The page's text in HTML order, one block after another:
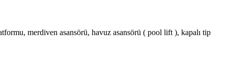
merdiven asansörü, havuz asansörü ( pool lift ), kapalı tip